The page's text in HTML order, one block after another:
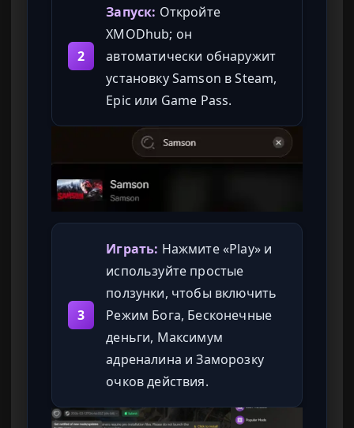
2
Запуск: Откройте
XMODhub; он
автоматически обнаружит
установку Samson в Steam,
Epic или Game Pass.
3
Играть: Нажмите «Play» и
используйте простые
ползунки, чтобы включить
Режим Бога, Бесконечные
деньги, Максимум
адреналина и Заморозку
очков действия.